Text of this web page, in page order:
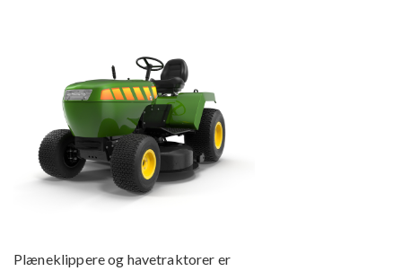
Plæneklippere og havetraktorer er